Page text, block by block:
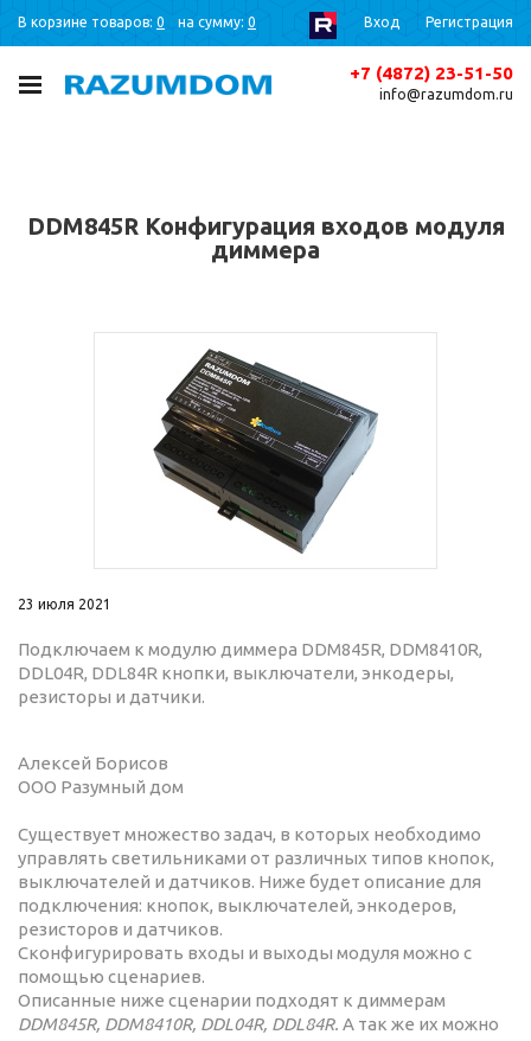
В корзине товаров: 0 на сумму: 0 Вход Регистрация
+7 (4872) 23-51-50
info@razumdom.ru
DDM845R Конфигурация входов модуля
диммера
23 июля 2021
Подключаем к модулю диммера DDM845R, DDM8410R,
DDL04R, DDL84R кнопки, выключатели, энкодеры,
резисторы и датчики.
Алексей Борисов
ООО Разумный дом
Существует множество задач, в которых необходимо
управлять светильниками от различных типов кнопок,
выключателей и датчиков. Ниже будет описание для
подключения: кнопок, выключателей, энкодеров,
резисторов и датчиков.
Сконфигурировать входы и выходы модуля можно с
помощью сценариев.
Описанные ниже сценарии подходят к диммерам
DDM845R, DDM8410R, DDL04R, DDL84R. А так же их можно